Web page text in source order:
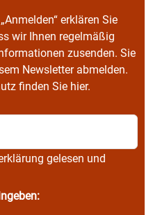
erklären Sie
wir Ihnen regelmäßig
zusenden. Sie
Newsletter abmelden.
finden Sie hier.
gelesen und